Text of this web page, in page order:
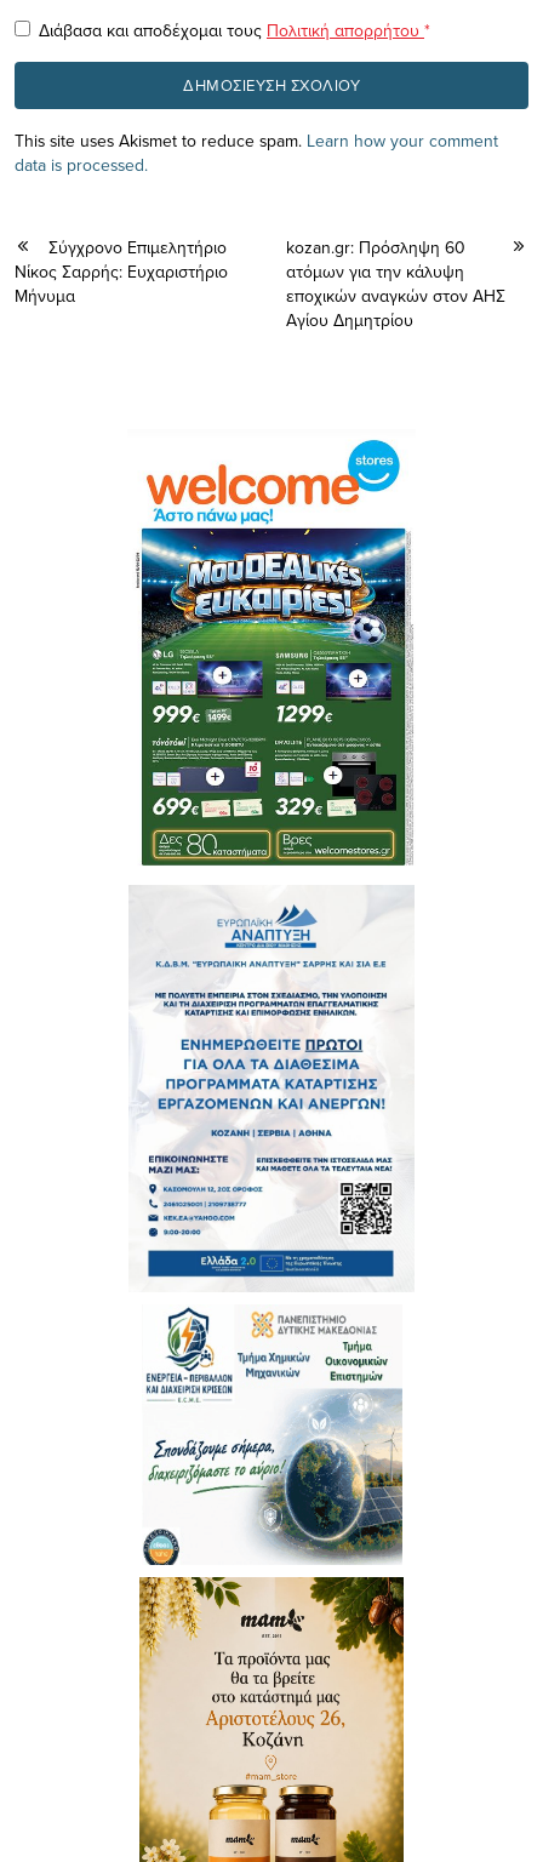
Διάβασα και αποδέχομαι τους Πολιτική απορρήτου *
This site uses Akismet to reduce spam. Learn how your comment
data is processed.
Σύγχρονο Επιμελητήριο
Νίκος Σαρρής: Ευχαριστήριο
Μήνυμα
kozan.gr: Πρόσληψη 60
ατόμων για την κάλυψη
εποχικών αναγκών στον ΑΗΣ
Αγίου Δημητρίου